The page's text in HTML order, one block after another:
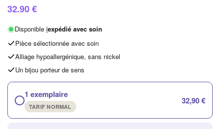
32.90€
Disponible |expédié avec soin
Pièce sélectionnée avec soin
Alliage hypoallergénique, sans nickel
Un bijou porteur de sens
1 exemplaire
TARIF NORMAL
32,90 €